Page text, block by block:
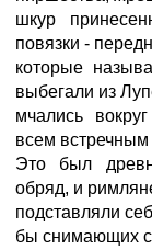
шкур
повязки -
которые
выбегали из
мчались
всем
Это был
обряд, и
подставляли
бы снимающих